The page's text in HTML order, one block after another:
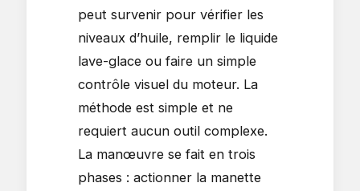
peut survenir pour vérifier les
niveaux d’huile, remplir le liquide
lave-glace ou faire un simple
contrôle visuel du moteur. La
méthode est simple et ne
requiert aucun outil complexe.
La manœuvre se fait en trois
phases : actionner la manette